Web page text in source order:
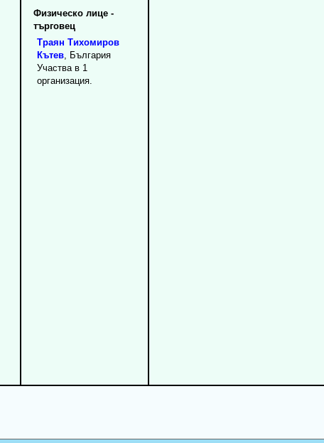
Физическо лице -
търговец
Траян Тихомиров
Кътев, България
Участва в 1
организация.